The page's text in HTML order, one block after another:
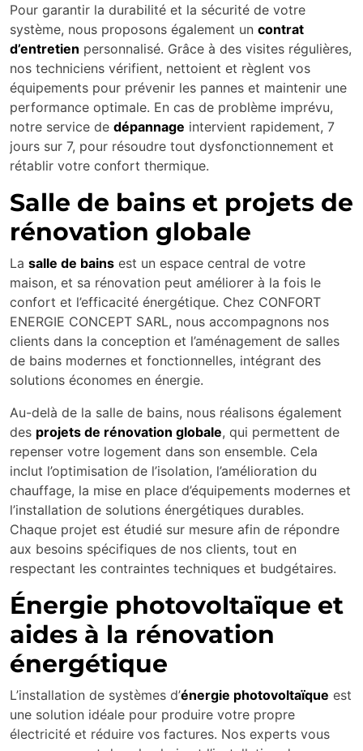
Pour garantir la durabilité et la sécurité de votre
système, nous proposons également un contrat
d’entretien personnalisé. Grâce à des visites régulières,
nos techniciens vérifient, nettoient et règlent vos
équipements pour prévenir les pannes et maintenir une
performance optimale. En cas de problème imprévu,
notre service de dépannage intervient rapidement, 7
jours sur 7, pour résoudre tout dysfonctionnement et
rétablir votre confort thermique.
Salle de bains et projets de
rénovation globale
La salle de bains est un espace central de votre
maison, et sa rénovation peut améliorer à la fois le
confort et l’efficacité énergétique. Chez CONFORT
ENERGIE CONCEPT SARL, nous accompagnons nos
clients dans la conception et l’aménagement de salles
de bains modernes et fonctionnelles, intégrant des
solutions économes en énergie.
Au-delà de la salle de bains, nous réalisons également
des projets de rénovation globale, qui permettent de
repenser votre logement dans son ensemble. Cela
inclut l’optimisation de l’isolation, l’amélioration du
chauffage, la mise en place d’équipements modernes et
l’installation de solutions énergétiques durables.
Chaque projet est étudié sur mesure afin de répondre
aux besoins spécifiques de nos clients, tout en
respectant les contraintes techniques et budgétaires.
Énergie photovoltaïque et
aides à la rénovation
énergétique
L’installation de systèmes d’énergie photovoltaïque est
une solution idéale pour produire votre propre
électricité et réduire vos factures. Nos experts vous